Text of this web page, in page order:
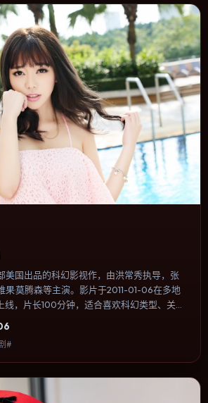
美国出品的科幻影视作，由洪常秀执导，张
果·莫腾森等主演。影片于2011-01-06在多地
线，片长100分钟，适合喜欢科幻类型、关注
闲观影或类型片补片的选择。
#